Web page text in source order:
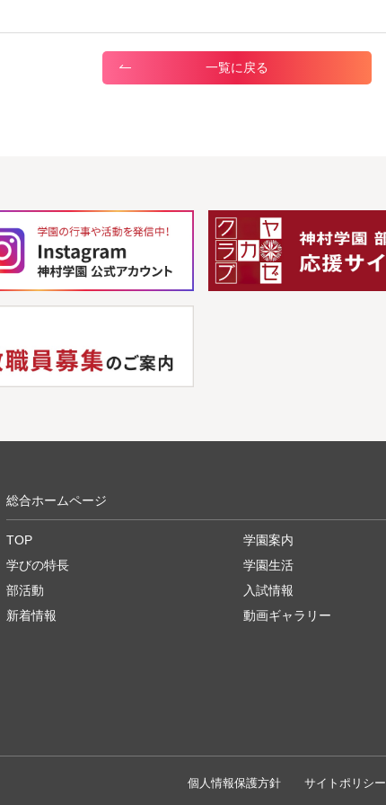
一覧に戻る
総合ホームページ
TOP
学園案内
学びの特長
学園生活
部活動
入試情報
新着情報
動画ギャラリー
個人情報保護方針 サイトポリシー